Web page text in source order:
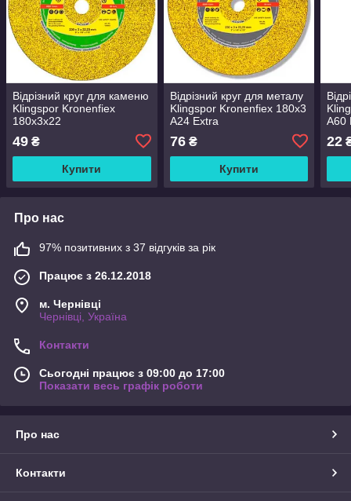
Відрізний круг для каменю
Klingspor Kronenfiex
180x3x22
49 ₴
Купити
Відрізний круг для металу
Klingspor Kronenfiex 180x3
A24 Extra
76₴
Купити
A60
22
Про нас
97% позитивних з 37 відгуків за рік
Працює з 26.12.2018
м. Чернівці
Чернівці, Україна
Контакти
Сьогодні працює з 09:00 до 17:00
Показати весь графік роботи
Про нас
Контакти